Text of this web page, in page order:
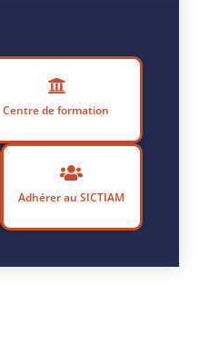
Centre de formation
Adhérer au SICTIAM